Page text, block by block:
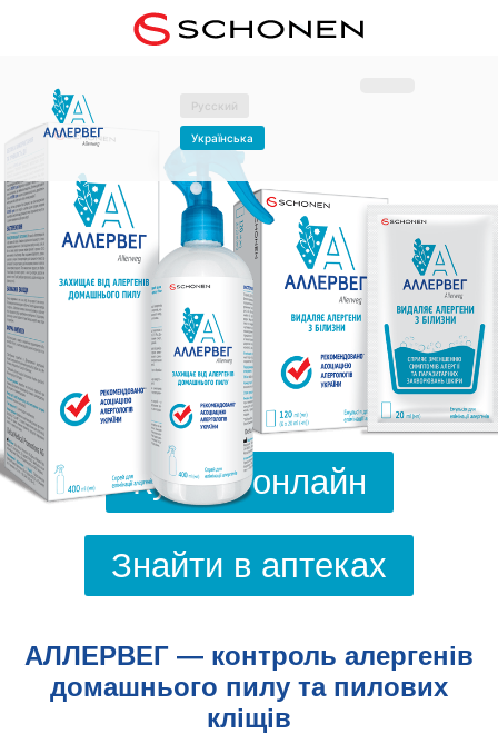
Русский
Українська
Купити онлайн
Знайти в аптеках
АЛЛЕРВЕГ — контроль алергенів
домашнього пилу та пилових
кліщів